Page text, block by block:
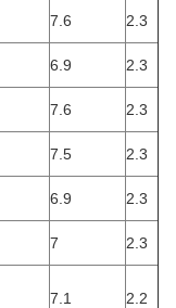
7.6
2.3
6.9
2.3
7.6
2.3
7.5
2.3
6.9
2.3
7
2.3
7.1 2.2